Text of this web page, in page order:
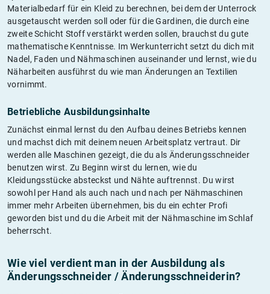
Materialbedarf für ein Kleid zu berechnen, bei dem der Unterrock
ausgetauscht werden soll oder für die Gardinen, die durch eine
zweite Schicht Stoff verstärkt werden sollen, brauchst du gute
mathematische Kenntnisse. Im Werkunterricht setzt du dich mit
Nadel, Faden und Nähmaschinen auseinander und lernst, wie du
Näharbeiten ausführst du wie man Änderungen an Textilien
vornimmt.
Betriebliche Ausbildungsinhalte
Zunächst einmal lernst du den Aufbau deines Betriebs kennen
und machst dich mit deinem neuen Arbeitsplatz vertraut. Dir
werden alle Maschinen gezeigt, die du als Änderungsschneider
benutzen wirst. Zu Beginn wirst du lernen, wie du
Kleidungsstücke absteckst und Nähte auftrennst. Du wirst
sowohl per Hand als auch nach und nach per Nähmaschinen
immer mehr Arbeiten übernehmen, bis du ein echter Profi
geworden bist und du die Arbeit mit der Nähmaschine im Schlaf
beherrscht.
Wie viel verdient man in der Ausbildung als
Änderungsschneider / Änderungsschneiderin?